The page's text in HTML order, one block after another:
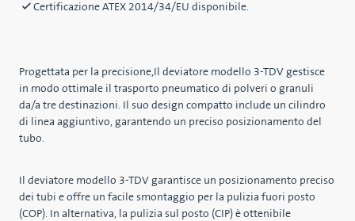
Certificazione ATEX 2014/34/EU disponibile.
Progettata per la precisione,Il deviatore modello 3-TDV gestisce
in modo ottimale il trasporto pneumatico di polveri o granuli
da/a tre destinazioni. Il suo design compatto include un cilindro
di linea aggiuntivo, garantendo un preciso posizionamento del
tubo.
Il deviatore modello 3-TDV garantisce un posizionamento preciso
dei tubi e offre un facile smontaggio per la pulizia fuori posto
(COP). In alternativa, la pulizia sul posto (CIP) è ottenibile